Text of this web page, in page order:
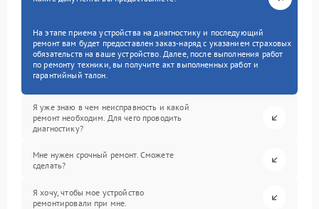
На этапе приема устройства на диагностику и последующий
ремонт вам будет предоставлен заказ-наряд с указанием страховых
обязательств на ваше устройство. Далее, после выполнения работ
по ремонту техники, вы получите акт выполненных работ и
гарантийный талон.
Я уже знаю в чем неисправность и какой
ремонт необходим. Для чего проводить
диагностику?
Мне нужен срочный ремонт. Сможете
сделать?
Я хочу, чтобы мое устройство
ремонтировали при мне.